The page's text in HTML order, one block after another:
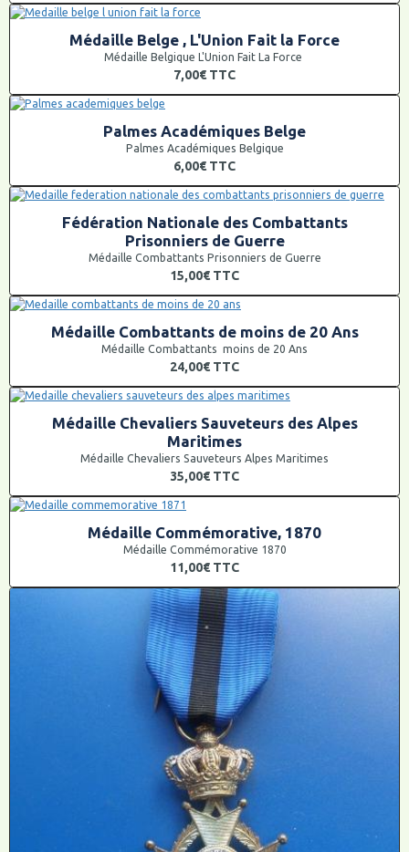
Médaille Belge , L'Union Fait la Force
Médaille Belgique L'Union Fait La Force
7,00€ TTC
Palmes Académiques Belge
Palmes Académiques Belgique
6,00€ TTC
Fédération Nationale des Combattants
Prisonniers de Guerre
Médaille Combattants Prisonniers de Guerre
15,00€ TTC
Médaille Combattants de moins de 20 Ans
Médaille Combattants moins de 20 Ans
24,00€ TTC
Médaille Chevaliers Sauveteurs des Alpes
Maritimes
Médaille Chevaliers Sauveteurs Alpes Maritimes
35,00€ TTC
Médaille Commémorative, 1870
Médaille Commémorative 1870
11,00€ TTC